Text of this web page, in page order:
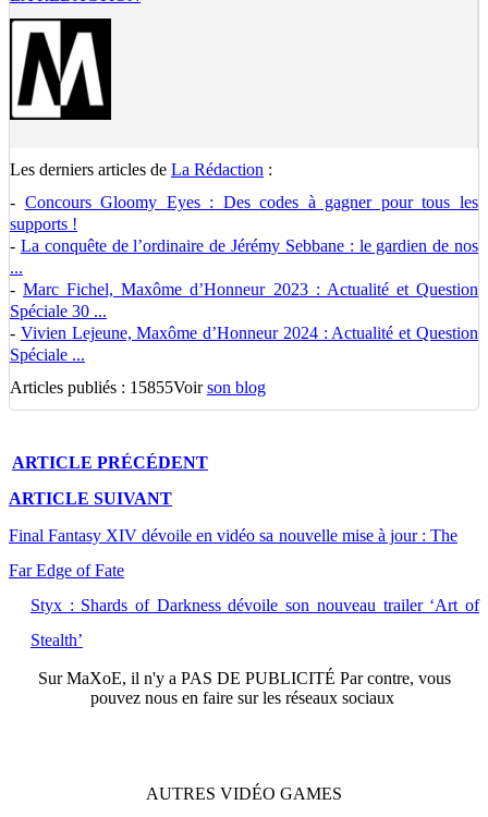
Les derniers articles de La Rédaction :
- Concours Gloomy Eyes : Des codes à gagner pour tous les
supports !
- La conquête de l’ordinaire de Jérémy Sebbane : le gardien de nos
...
-Marc Fichel, Maxôme d’Honneur 2023 : Actualité et Question
Spéciale 30 ...
- Vivien Lejeune, Maxôme d’Honneur 2024 : Actualité et Question
Spéciale ...
Articles publiés : 15855Voirson blog
ARTICLE PRÉCÉDENT
ARTICLE SUIVANT
Final Fantasy XIV dévoile en vidéo sa nouvelle mise à jour : The
Far Edge of Fate
Styx : Shards of Darkness dévoile son nouveau trailer ‘Art of
Stealth’
SurMaXoE, il n'y a PAS DE PUBLICITÉ Par contre, vous
pouvez nous en faire sur les réseaux sociaux
AUTRES VIDÉO GAMES